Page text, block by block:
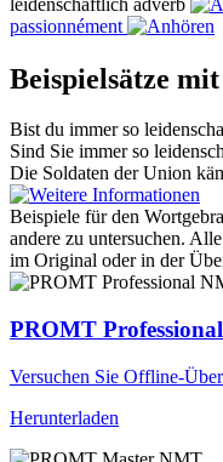
leidenschaftlich adverb
passionnément
Beispielsätze
Bist du immer so
Sind Sie immer so
Die Soldaten der Union
Beispiele für den
andere zu untersuchen.
im Original oder in der
PROMT
Versuchen Sie Offline-
Herunterladen